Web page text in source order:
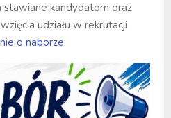
stawiane kandydatom oraz
udziału w rekrutacji
o naborze.